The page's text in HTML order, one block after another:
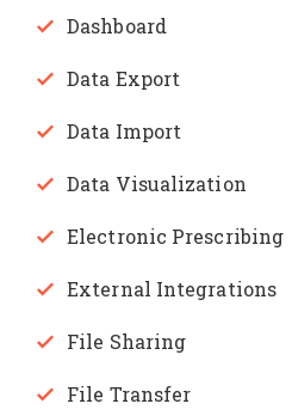
Dashboard
Data Export
Data Import
Data Visualization
Electronic Prescribing
External Integrations
File Sharing
File Transfer